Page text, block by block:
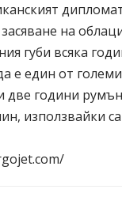
на
губи всяка
е един от
години
използвайки